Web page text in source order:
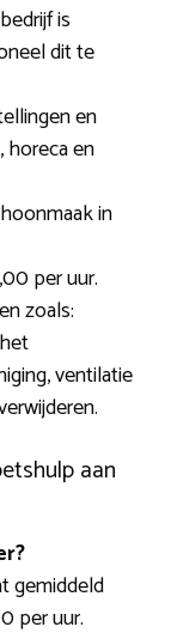
is
dit te
en
horeca en
in
per uur.
zoals:
ventilatie
aan
gemiddeld
per uur.